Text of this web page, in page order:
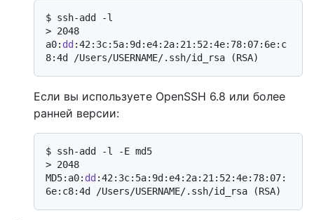
$ ssh-add -l
> 2048
a0: dd :42:3c:5a:9d:e4:2a:21:52:4e:78:07:6e:c
8:4d /Users/USERNAME/.ssh/id_rsa (RSA)
Если вы используете OpenSSH 6.8 или более
ранней версии:
$ ssh-add -l -E md5
> 2048
MD5:a0: dd :42:3c:5a:9d:e4:2a:21:52:4e:78:07:
6e:c8:4d /Users/USERNAME/.ssh/id_rsa (RSA)